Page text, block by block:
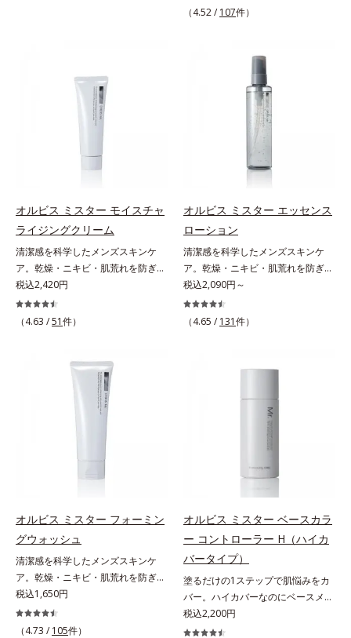
の乾燥・テカリへのケアはそのまま
に、肌荒れ・ニキビ予防など“今”の
肌悩みに応え、“未来”を見据えて好
印象の鍵となるハリ・ツヤへもアプ
ローチする進化を遂げました。うる
おいを逃しやすい男性肌に着目し、
「うるおいコネクト設計」を採用。
8アイテム分の機能を3ステップに集
約し、よりシンプルなお手入れで、
ハリ・ツヤのある好印象な清潔透明
肌(*1)へ導きます。*1 うるおいによ
る透明感のある肌*2 男性の顔画像
を用いた印象評価において、基準画
像に対して、頬全体に輝度分布がな
2022年12月22日時点で、科学文献
データベースPubMed及びGoogle
scholarにより国内化粧品業界にお
いて該当文献がないことを確認（ポ
ん。ノンコメドジェニックテスト済
と）ができないというわけではあり
ません。
の日焼け止めです。SPF50+・
ジングは不要。通勤にも長時間のレ
ジャーにも、毎日手軽にお使いいた
だけます。高いUVカット力を持つ
アイテムは本来多くのオイルが必要
ですが、オルビス ミスターは少な
いオイル(*1)でも多くのUVカット成
分を抱え込む技術を採用しました。
さらに皮脂吸着パウダー(*2)も配
用感で、塗ることでスキンケア後の
男性の悩み、シミ(*3)とテカリ(*4)
の両方に応えるアイテムです。*1
自社比較*2 アクリレーツコポリマ
ー配合＝化粧持ち向上成分*3 日焼
けによるシミ予防*4 皮脂吸着によ
るテカリ防止
（4.52 / 107件）
オルビス ミスター モイスチャ
ライジングクリーム
清潔感を科学したメンズスキンケ
ア。乾燥・ニキビ・肌荒れを防ぎハ
リ・ツヤのある、好印象な清潔透明
肌(*1)へ。オルビスミスターは、男
性の清潔感、爽やかさ、若々しさの
であること(*2)を業界で初めて発見
(*3)。ニキビ・肌荒れ予防有効成分
と保湿成分を新たに配合。これまで
の乾燥・テカリへのケアはそのまま
ローチする進化を遂げました。うる
アイテム同士をなじみやすくする
「うるおいコネクト設計」を採用。
8アイテム分の機能を3ステップに集
約し、よりシンプルなお手入れで、
ハリ・ツヤのある好印象な清潔透明
肌(*1)へ導きます。*1 うるおいによ
る透明感のある肌*2 男性の顔画像
を用いた印象評価において、基準画
税込2,420円
（4.63 /51件）
オルビス ミスター エッセンス
ローション
清潔感を科学したメンズスキンケ
ア。乾燥・ニキビ・肌荒れを防ぎハ
リ・ツヤのある、好印象な清潔透明
肌(*1)へ。オルビス ミスターは、男
性の清潔感、爽やかさ、若々しさの
であること(*2)を業界で初めて発見
と保湿成分を新たに配合。これまで
の乾燥・テカリへのケアはそのまま
に、肌荒れ・ニキビ予防など“今”の
肌悩みに応え、“未来”を見据えて好
印象の鍵となるハリ・ツヤへもアプ
ローチする進化を遂げました。うる
おいを逃しやすい男性肌に着目し、
アイテム同士をなじみやすくする
「うるおいコネクト設計」を採用。
8アイテム分の機能を3ステップに集
約し、よりシンプルなお手入れで、
ハリ・ツヤのある好印象な清潔透明
肌(*1)へ導きます。*1 うるおいによ
る透明感のある肌*2 男性の顔画像
を用いた印象評価において、基準画
税込2,090円～
（4.65 / 131件）
オルビス ミスター フォーミン
グウォッシュ
清潔感を科学したメンズスキンケ
ア。乾燥・ニキビ・肌荒れを防ぎハ
リ・ツヤのある、好印象な清潔透明
肌(*1)へ。オルビス ミスターは、男
性の清潔感、爽やかさ、若々しさの
税込1,650円
（4.73 / 105件）
オルビス ミスター ベースカラ
ー コントローラー H（ハイカ
バータイプ）
塗るだけの1ステップで肌悩みをカ
バー。ハイカバーなのにベースメイ
クしていることがばれにくく、肌印
象をあげる。オルビスの肌研究の知
税込2,200円